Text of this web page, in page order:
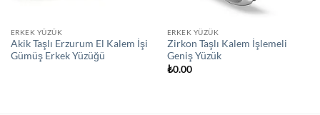
ERKEK YÜZÜK
Akik Taşlı Erzurum El Kalem İşi
Gümüş Erkek Yüzüğü
ERKEK YÜZÜK
Zirkon Taşlı Kalem İşlemeli
Geniş Yüzük
₺0.00